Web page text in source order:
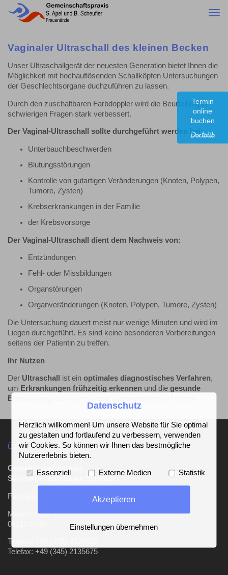
Vaginaler Ultraschall des kleinen Becken
Unser Ultraschallgerät der neuesten Generation bietet Ihnen die
Möglichkeit mit hochauflösenden Schallköpfen Untersuchungen
der Geschlechtsorgane duchzuführen zu lassen.
Durch den zuschaltbaren Farbdoppler wird die Beurteilung in
schwierigen Fragen stark verbessert.
Der Vaginal-Ultraschall sollte durchgeführt werden bei:
Unterbauchbeschwerden
Blutungsstörungen
Kontrolle von gutartigen Veränderungen (Knoten, Polypen,
Tumore, Zysten)
Krebserkrankungen in der Familie
der Krebsvorsorge
Der Vaginal-Ultraschall dient dem Nachweis von:
Entzündungen
Fehl- oder Missbildungen
Organstörungen
Organveränderungen (Knoten, Polypen, Tumore, Zysten)
Die Untersuchung dauert meist nur wenige Minuten und wird im
Liegen durchgeführt. Es sind keine besonderen Vorbereitungen
seitens der Patientin zu treffen.
Ihr Nutzen
Der Ultraschall ist ein optimales diagnostisches Verfahren,
um Erkrankungen frühzeitig erkennen und die gesunde
Entwicklung
ÜBER UNS
Gemeinschaftspraxis
Silvio Apel und Beate Scheufler
Fachärzte für Frauenheilkunde und Geburtshilfe
Mauerstraße 5
06110 Halle
Telefon: +49 (345) 2135670
Telefax: +49 (345) 2135675
Termin
online
buchen
Datenschutz
Herzlich willkommen! Um unsere Website für Sie optimal
zu gestalten und fortlaufend zu verbessern, verwenden
wir Cookies. So können wir Ihnen das bestmögliche
Nutzererlebnis bieten.
Essenziell Externe Medien Statistik
Akzeptieren
Einstellungen übernehmen